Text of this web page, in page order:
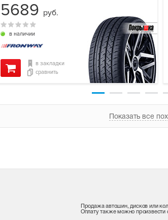
в наличии
в закладки
сравнить
5689 руб.
Показать все
Продажа автошин, дисков или
Оплату также можно произвести